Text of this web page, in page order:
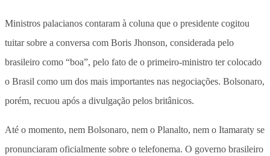
Ministros palacianos contaram à coluna que o presidente cogitou
tuitar sobre a conversa com Boris Jhonson, considerada pelo
brasileiro como “boa”, pelo fato de o primeiro-ministro ter colocado
o Brasil como um dos mais importantes nas negociações. Bolsonaro,
porém, recuou após a divulgação pelos britânicos.
Até o momento, nem Bolsonaro, nem o Planalto, nem o Itamaraty se
pronunciaram oficialmente sobre o telefonema. O governo brasileiro